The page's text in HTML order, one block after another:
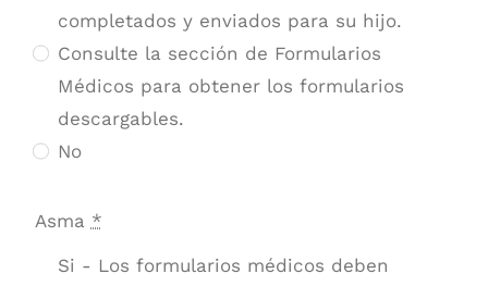
completados y enviados para su hijo.
Consulte la sección de Formularios
Médicos para obtener los formularios
descargables.
No
Asma *
Si - Los formularios médicos deben